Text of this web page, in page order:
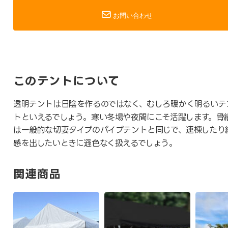
お問い合わせ
このテントについて
透明テントは日陰を作るのではなく、むしろ暖かく明るいテ
トといえるでしょう。寒い冬場や夜間にこそ活躍します。骨
は一般的な切妻タイプのパイプテントと同じで、連棟したり
感を出したいときに遜色なく扱えるでしょう。
関連商品